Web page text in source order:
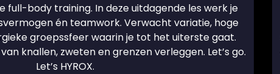
full-body training. In deze uitdagende les werk je
én teamwork. Verwacht variatie, hoge
groepssfeer waarin je tot het uiterste gaat.
knallen, zweten en grenzen verleggen. Let’s go.
Let’s HYROX.